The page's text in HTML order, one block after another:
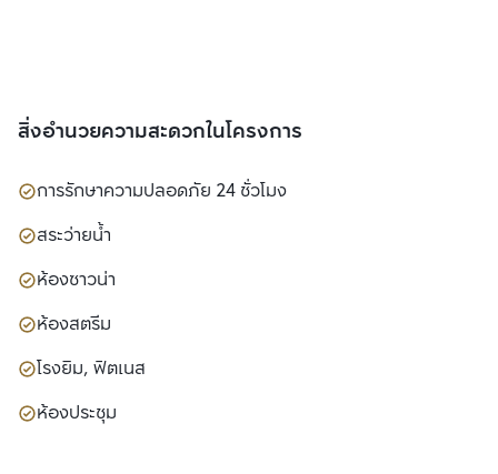
สิ่งอำนวยความสะดวกในโครงการ
การรักษาความปลอดภัย 24 ชั่วโมง
สระว่ายน้ำ
ห้องซาวน่า
ห้องสตรีม
โรงยิม, ฟิตเนส
ห้องประชุม